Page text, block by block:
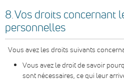
8. Vos droits concernant
personnelles
Vous avez les droits suivants
Vous avez le droit de savoir
sont nécessaires, ce qui leur